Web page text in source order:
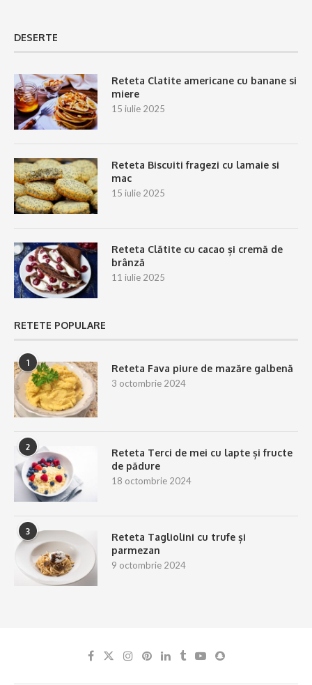
DESERTE
Reteta Clatite americane cu banane si
miere
15 iulie 2025
Reteta Biscuiti fragezi cu lamaie si
mac
15 iulie 2025
Reteta Clătite cu cacao și cremă de
brânză
11 iulie 2025
RETETE POPULARE
1
Reteta Fava piure de mazăre galbenă
3 octombrie 2024
2
Reteta Terci de mei cu lapte și fructe
de pădure
18 octombrie 2024
3
Reteta Tagliolini cu trufe și
parmezan
9 octombrie 2024